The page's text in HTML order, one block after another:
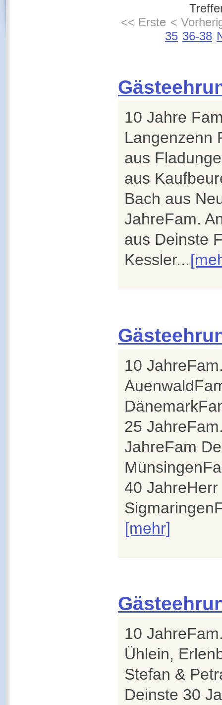
<< Erste <
35 36-38
10 Jahre
Langenzenn
aus
aus
Bach aus
JahreFam.
aus Deinste
Kessler...
10
25
JahreFam
40
[mehr]
10
Ühlein,
Stefan &
Deinste 30